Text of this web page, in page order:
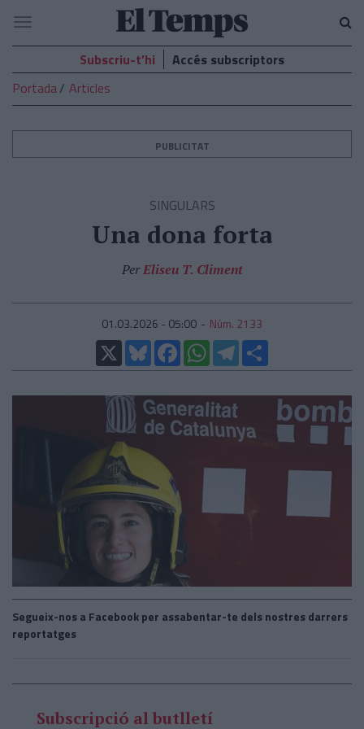
El
Temps
Navegació
Subscriu-t’hi
Accés subscriptors
Portada
Articles
PUBLICITAT
SINGULARS
Una dona forta
PerEliseu T. Climent
01.03.2026 - 05:00
Núm. 2133
X
BlueskyFacebookWhatsAppTelegram
Segueix-nos a Facebook per assabentar-te dels nostres darrers
reportatges
Subscripció al butlletí